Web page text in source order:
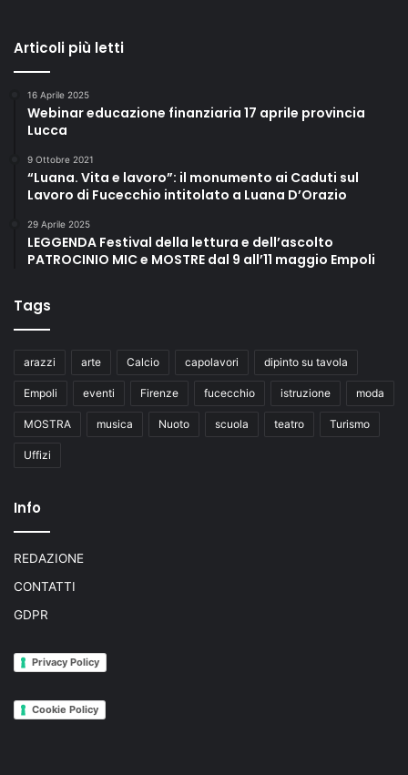
Articoli più letti
16 Aprile 2025
Webinar educazione finanziaria 17 aprile provincia
Lucca
9 Ottobre 2021
“Luana. Vita e lavoro”: il monumento ai Caduti sul
Lavoro di Fucecchio intitolato a Luana D’Orazio
29 Aprile 2025
LEGGENDA Festival della lettura e dell’ascolto
PATROCINIO MIC e MOSTRE dal 9 all’11 maggio Empoli
Tags
arazzi arte Calcio capolavori dipinto su tavola
Empoli eventi Firenze fucecchio istruzione moda
MOSTRA musica Nuoto scuola teatro Turismo
Uffizi
Info
REDAZIONE
CONTATTI
GDPR
Privacy Policy
Cookie Policy